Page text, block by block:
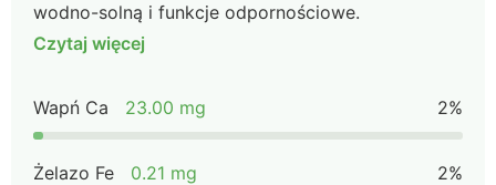
wodno-solną i funkcje odpornościowe.
Czytaj więcej
Wapń Ca 23.00 mg 2%
Żelazo Fe 0.21 mg 2%